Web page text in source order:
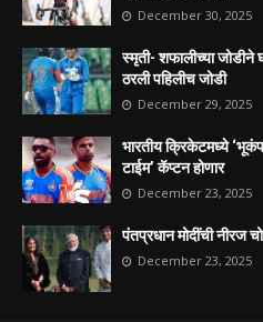
December 30, 2025
स्मृती- शफालीच्या जोडीने
ठरली पहिलीच जोडी
December 29, 2025
भारतीय क्रिकेटमध्ये
टाईम’ कॅप्टन होणार
December 23, 2025
पंतप्रधान मोदींची नीरज
December 23, 2025